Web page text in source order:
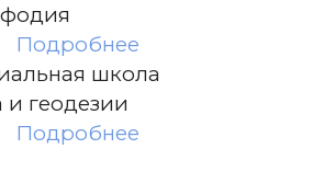
Подробнее
школа
и геодезии
Подробнее